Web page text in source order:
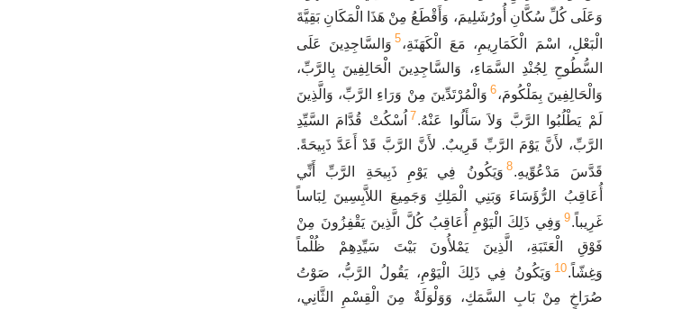
وَعَلَى كُلِّ سُكَّانِ أُورُشَلِيمَ، وَأَقْطَعُ مِنْ هَذَا الْمَكَانِ بَقِيَّةَ
الْبَعْلِ، اسْمَ الْكَمَارِيمِ، مَعَ الْكَهَنَةِ،5 وَالسَّاجِدِينَ عَلَى
السُّطُوحِ لِجُنْدِ السَّمَاءِ، وَالسَّاجِدِينَ الْحَالِفِينَ بِالرَّبِّ،
وَالْحَالِفِينَ بِمَلْكُومَ،6 وَالْمُرْتَدِّينَ مِنْ وَرَاءِ الرَّبِّ، وَالَّذِينَ
لَمْ يَطْلُبُوا الرَّبَّ وَلاَ سَأَلُوا عَنْهُ.7 اُسْكُتْ قُدَّامَ السَّيِّدِ
الرَّبِّ، لأَنَّ يَوْمَ الرَّبِّ قَرِيبٌ. لأَنَّ الرَّبَّ قَدْ أَعَدَّ ذَبِيحَةً.
قَدَّسَ مَدْعُوِّيهِ.8 وَيَكُونُ فِي يَوْمِ ذَبِيحَةِ الرَّبِّ أَنِّي
أُعَاقِبُ الرُّؤَسَاءَ وَبَنِي الْمَلِكِ وَجَمِيعَ اللاَّبِسِينَ لِبَاساً
غَرِيباً.9 وَفِي ذَلِكَ الْيَوْمِ أُعَاقِبُ كُلَّ الَّذِينَ يَقْفِزُونَ مِنْ
فَوْقِ الْعَتَبَةِ، الَّذِينَ يَمْلأُونَ بَيْتَ سَيِّدِهِمْ ظُلْماً
وَغِشّاً.10 وَيَكُونُ فِي ذَلِكَ الْيَوْمِ، يَقُولُ الرَّبُّ، صَوْتُ
صُرَاخٍ مِنْ بَابِ السَّمَكِ، وَوَلْوَلَةٌ مِنَ الْقِسْمِ الثَّانِي،